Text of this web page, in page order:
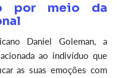
por meio da
Daniel Goleman, a
ao indivíduo que
as suas emoções com